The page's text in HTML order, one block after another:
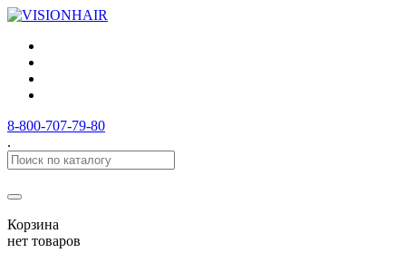
8-800-707-79-80
.
Корзина
нет товаров